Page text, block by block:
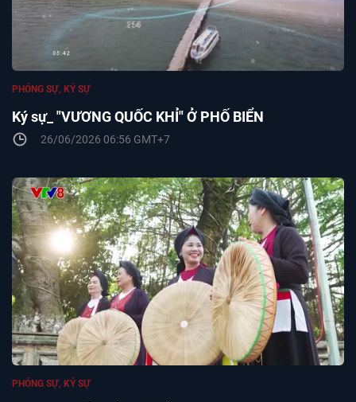
Ký sự_ "VƯƠNG QUỐC KHỈ" Ở PHỐ BIỂN
PHÓNG SỰ, KÝ SỰ
26/06/2026 06:56 GMT+7
PHÓNG SỰ, KÝ SỰ